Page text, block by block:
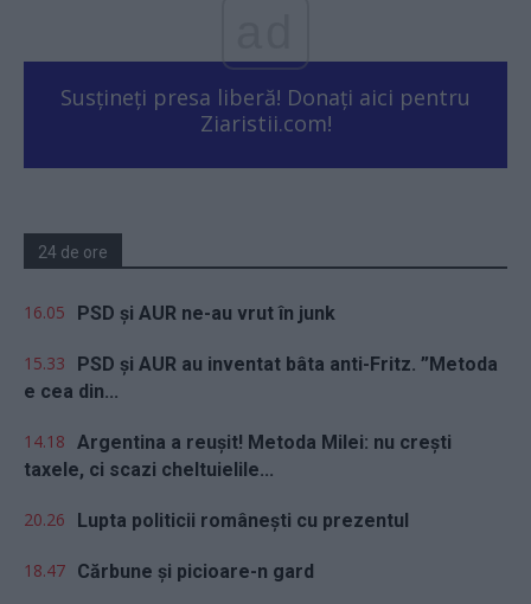
Susțineți presa liberă! Donați aici pentru
Ziaristii.com!
24 de ore
16.05 PSD și AUR ne-au vrut în junk
15.33
PSD și AUR au inventat bâta anti-Fritz. ”Metoda
e cea din...
14.18 Argentina a reușit! Metoda Milei: nu crești
taxele, ci scazi cheltuielile...
20.26 Lupta politicii românești cu prezentul
18.47 Cărbune și picioare-n gard